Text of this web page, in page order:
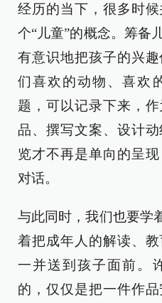
经历的当下，很多时
个“儿童”的概念。筹备
有意识地把孩子的兴
们喜欢的动物、喜欢
题，可以记录下来，
品、撰写文案、设计
览才不再是单向的呈
对话。
与此同时，我们也要学
着把成年人的解读、
一并送到孩子面前。
的，仅仅是把一件作